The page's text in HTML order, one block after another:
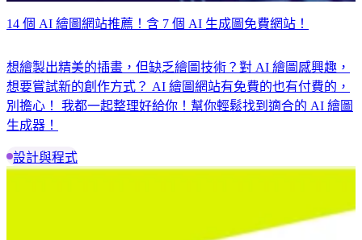
14 個 AI 繪圖網站推薦！含 7 個 AI 生成圖免費網站！
想繪製出精美的插畫，但缺乏繪圖技術？對 AI 繪圖感興趣，
想要嘗試新的創作方式？ AI 繪圖網站有免費的也有付費的，
別擔心！ 我都一起整理好給你！幫你輕鬆找到適合的 AI 繪圖
生成器！
設計與程式